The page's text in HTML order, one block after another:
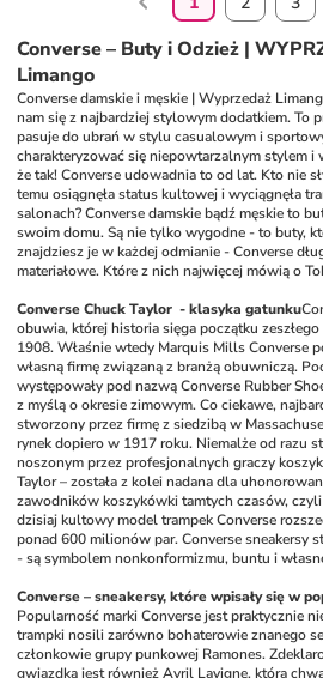
Converse – Buty i Odzież |
Limango
Converse damskie i męskie | Wyprzedaż
nam się z najbardziej stylowym dodatkiem. To
pasuje do ubrań w stylu casualowym i
charakteryzować się niepowtarzalnym stylem i
że tak! Converse udowadnia to od lat. Kto nie
temu osiągnęła status kultowej i wyciągnęła
salonach? Converse damskie bądź męskie to
swoim domu. Są nie tylko wygodne - to buty,
znajdziesz je w każdej odmianie - Converse
materiałowe. Które z nich najwięcej mówią o
Converse Chuck Taylor  - klasyka gatunku
obuwia, której historia sięga początku
1908. Właśnie wtedy Marquis Mills Converse
własną firmę związaną z branżą obuwniczą.
występowały pod nazwą Converse Rubber
z myślą o okresie zimowym. Co ciekawe,
stworzony przez firmę z siedzibą w
rynek dopiero w 1917 roku. Niemalże od razu
noszonym przez profesjonalnych graczy
Taylor – została z kolei nadana dla
zawodników koszykówki tamtych czasów, czyli
dzisiaj kultowy model trampek Converse
ponad 600 milionów par. Converse sneakersy
- są symbolem nonkonformizmu, buntu i
Converse – sneakersy, które wpisały się w
Popularność marki Converse jest praktycznie
trampki nosili zarówno bohaterowie znanego
członkowie grupy punkowej Ramones.
gwiazdką jest również Avril Lavigne, która